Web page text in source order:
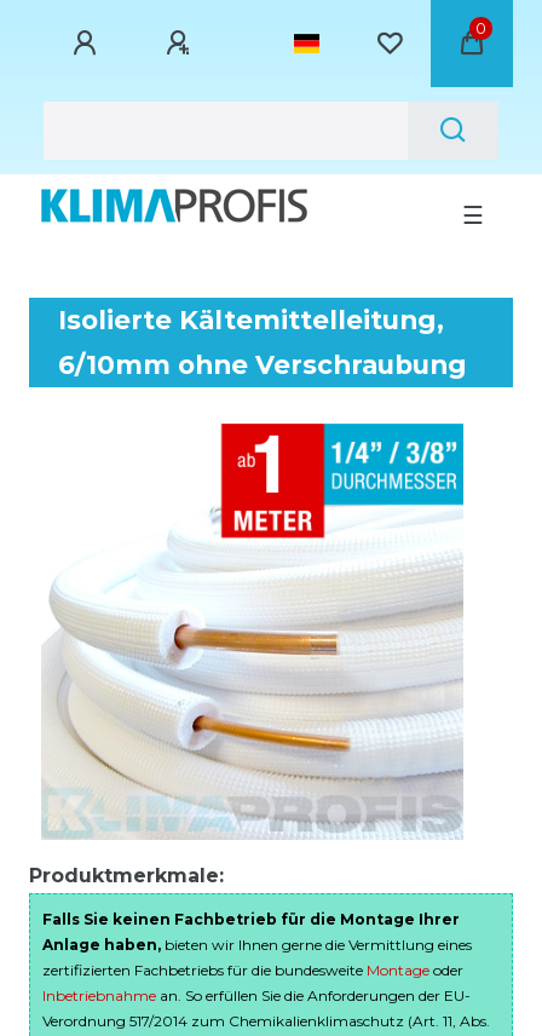
0
☰
Isolierte Kältemittelleitung,
6/10mm ohne Verschraubung
Produktmerkmale:
Falls Sie keinen Fachbetrieb für die Montage Ihrer
Anlage haben, bieten wir Ihnen gerne die Vermittlung eines
zertifizierten Fachbetriebs für die bundesweite Montage oder
Inbetriebnahme an. So erfüllen Sie die Anforderungen der EU-
Verordnung 517/2014 zum Chemikalienklimaschutz (Art. 11, Abs.